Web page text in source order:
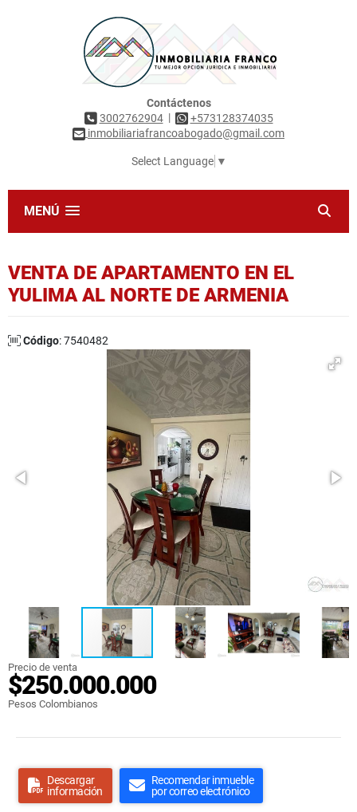
Contáctenos
3002762904|
+573128374035
inmobiliariafrancoabogado@gmail.com
Select Language ▼
MENÚ
VENTA DE APARTAMENTO EN EL
YULIMA AL NORTE DE ARMENIA
Código: 7540482
Precio de venta
$250.000.000
Pesos Colombianos
Descargar
información
Recomendar inmueble
por correo electrónico